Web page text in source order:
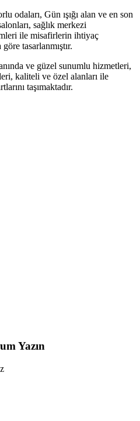
odaları, Gün ışığı alan ve en son
sağlık merkezi
ile misafirlerin ihtiyaç
tasarlanmıştır.
ve güzel sunumlu hizmetleri,
kaliteli ve özel alanları ile
taşımaktadır.
Yazın